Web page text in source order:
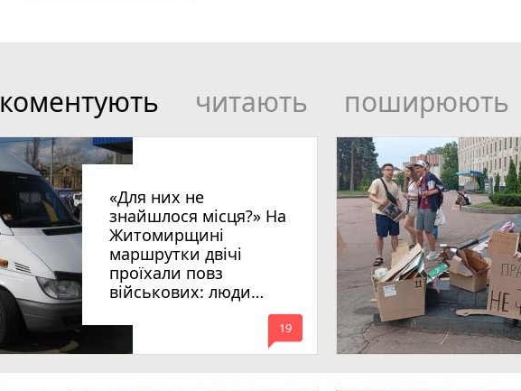
коментують читають поширюють
«Для них не
знайшлося місця?» На
Житомирщині
маршрутки двічі
проїхали повз
військових: люди
вимагають покарати
винних
mode_comment
19